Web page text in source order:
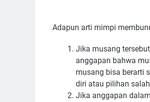
Adapun arti mimpi
Jika musang
anggapan bahwa
musang bisa berarti
diri atau pilihan
Jika anggapan